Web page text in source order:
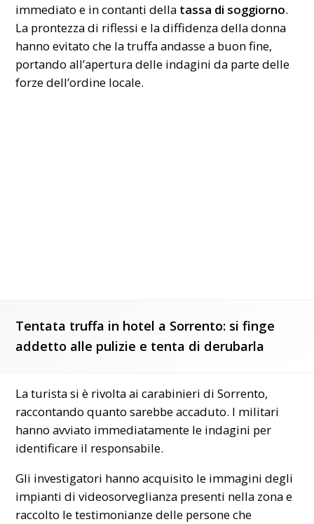
immediato e in contanti della tassa di soggiorno.
La prontezza di riflessi e la diffidenza della donna
hanno evitato che la truffa andasse a buon fine,
portando all’apertura delle indagini da parte delle
forze dell’ordine locale.
Tentata truffa in hotel a Sorrento: si finge
addetto alle pulizie e tenta di derubarla
La turista si è rivolta ai carabinieri di Sorrento,
raccontando quanto sarebbe accaduto. I militari
hanno avviato immediatamente le indagini per
identificare il responsabile.
Gli investigatori hanno acquisito le immagini degli
impianti di videosorveglianza presenti nella zona e
raccolto le testimonianze delle persone che